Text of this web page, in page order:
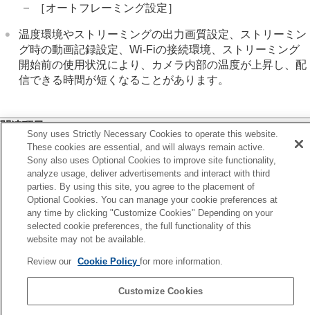
［オートフレーミング設定］
温度環境やストリーミングの出力画質設定、ストリーミン
グ時の動画記録設定、Wi-Fiの接続環境、ストリーミング
開始前の使用状況により、カメラ内部の温度が上昇し、配
信できる時間が短くなることがあります。
関連項目
USB接続モード
RAWレコーダーにRAW動画を出力する
次へ
Sony uses Strictly Necessary Cookies to operate this website.
These cookies are essential, and will always remain active.
Sony also uses Optional Cookies to improve site functionality,
analyze usage, deliver advertisements and interact with third
parties. By using this site, you agree to the placement of
Optional Cookies. You can manage your cookie preferences at
any time by clicking "Customize Cookies" Depending on your
selected cookie preferences, the full functionality of this
website may not be available.
Review our Cookie Policyfor more information.
Customize Cookies